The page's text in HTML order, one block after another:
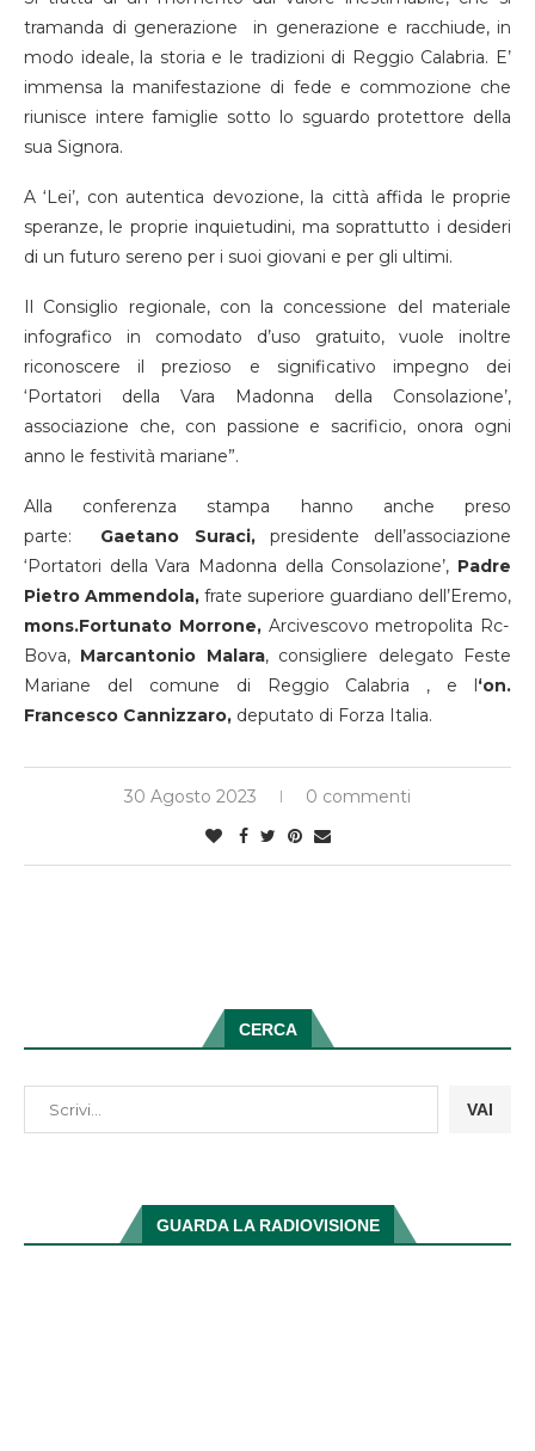
tramanda di generazione in generazione e racchiude, in
modo ideale, la storia e le tradizioni di Reggio Calabria. E’
immensa la manifestazione di fede e commozione che
riunisce intere famiglie sotto lo sguardo protettore della
sua Signora.
A ‘Lei’, con autentica devozione, la città affida le proprie
speranze, le proprie inquietudini, ma soprattutto i desideri
di un futuro sereno per i suoi giovani e per gli ultimi.
Il Consiglio regionale, con la concessione del materiale
infografico in comodato d’uso gratuito, vuole inoltre
riconoscere il prezioso e significativo impegno dei
‘Portatori della Vara Madonna della Consolazione’,
associazione che, con passione e sacrificio, onora ogni
anno le festività mariane”.
Alla conferenza stampa hanno anche preso
parte: Gaetano Suraci,presidente dell’associazione
‘Portatori della Vara Madonna della Consolazione’, Padre
Pietro Ammendola, frate superiore guardiano dell’Eremo,
mons.Fortunato Morrone,Arcivescovo metropolita Rc-
Bova, Marcantonio Malara, consigliere delegato Feste
Mariane del comune di Reggio Calabria , e l‘on.
Francesco Cannizzaro, deputato di Forza Italia.
30 Agosto 2023 0 commenti
CERCA
VAI
GUARDA LA RADIOVISIONE